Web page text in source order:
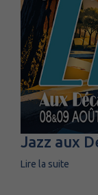
Jazz aux
Lire la suite